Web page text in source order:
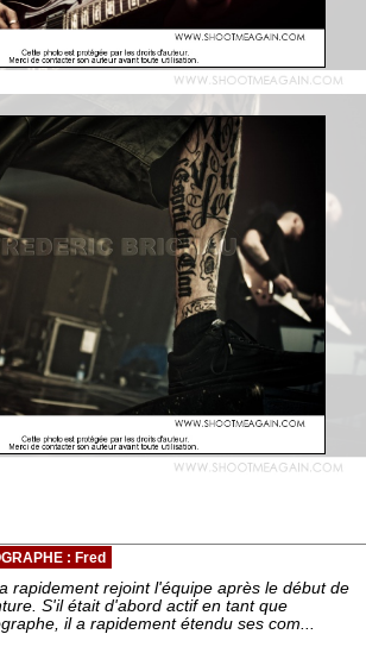
: Fred
rapidement rejoint l'équipe après le début de
S'il était d'abord actif en tant que
il a rapidement étendu ses com...